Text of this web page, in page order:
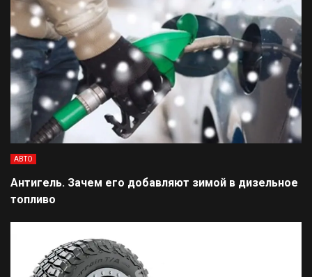
АВТО
Антигель. Зачем его добавляют зимой в дизельное
топливо